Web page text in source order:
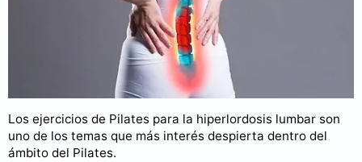
Los ejercicios de Pilates para la hiperlordosis lumbar son
uno de los temas que más interés despierta dentro del
ámbito del Pilates.